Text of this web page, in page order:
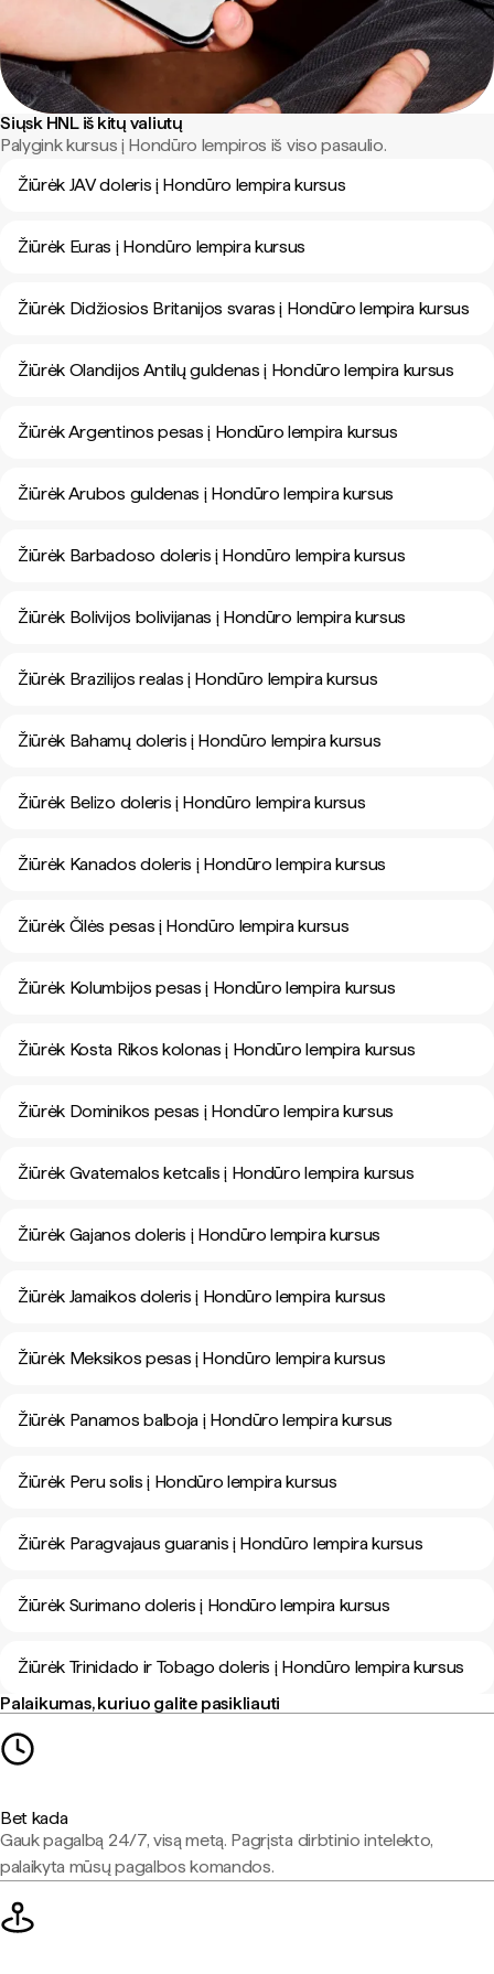
Siųsk HNL iš kitų valiutų
Palygink kursus į Hondūro lempiros iš viso pasaulio.
Žiūrėk JAV doleris į Hondūro lempira kursus
Žiūrėk Euras į Hondūro lempira kursus
Žiūrėk Didžiosios Britanijos svaras į Hondūro lempira kursus
Žiūrėk Olandijos Antilų guldenas į Hondūro lempira kursus
Žiūrėk Argentinos pesas į Hondūro lempira kursus
Žiūrėk Arubos guldenas į Hondūro lempira kursus
Žiūrėk Barbadoso doleris į Hondūro lempira kursus
Žiūrėk Bolivijos bolivijanas į Hondūro lempira kursus
Žiūrėk Brazilijos realas į Hondūro lempira kursus
Žiūrėk Bahamų doleris į Hondūro lempira kursus
Žiūrėk Belizo doleris į Hondūro lempira kursus
Žiūrėk Kanados doleris į Hondūro lempira kursus
Žiūrėk Čilės pesas į Hondūro lempira kursus
Žiūrėk Kolumbijos pesas į Hondūro lempira kursus
Žiūrėk Kosta Rikos kolonas į Hondūro lempira kursus
Žiūrėk Dominikos pesas į Hondūro lempira kursus
Žiūrėk Gvatemalos ketcalis į Hondūro lempira kursus
Žiūrėk Gajanos doleris į Hondūro lempira kursus
Žiūrėk Jamaikos doleris į Hondūro lempira kursus
Žiūrėk Meksikos pesas į Hondūro lempira kursus
Žiūrėk Panamos balboja į Hondūro lempira kursus
Žiūrėk Peru solis į Hondūro lempira kursus
Žiūrėk Paragvajaus guaranis į Hondūro lempira kursus
Žiūrėk Surimano doleris į Hondūro lempira kursus
Žiūrėk Trinidado ir Tobago doleris į Hondūro lempira kursus
Palaikumas, kuriuo galite pasikliauti
Bet kada
Gauk pagalbą 24/7, visą metą. Pagrįsta dirbtinio intelekto,
palaikyta mūsų pagalbos komandos.